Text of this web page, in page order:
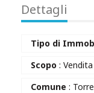
Dettagli
Tipo di
Scopo : Vendita
Comune :